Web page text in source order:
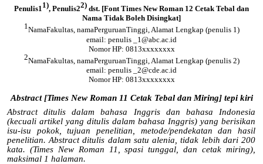
Penulis11), Penulis22) dst. [Font Times New Roman 12 Cetak Tebal dan
Nama Tidak Boleh Disingkat]
1NamaFakultas, namaPerguruanTinggi, Alamat Lengkap (penulis 1)
email: penulis _1@abc.ac.id
Nomor HP: 0813xxxxxxxx
2NamaFakultas, namaPerguruanTinggi, Alamat Lengkap (penulis 2)
email: penulis _2@cde.ac.id
Nomor HP: 0813xxxxxxxx
Abstract [Times New Roman 11 Cetak Tebal dan Miring] tepi kiri
Abstract ditulis dalam bahasa Inggris dan bahasa Indonesia
(kecuali artikel yang ditulis dalam bahasa Inggris) yang berisikan
isu-isu pokok, tujuan penelitian, metode/pendekatan dan hasil
penelitian. Abstract ditulis dalam satu alenia, tidak lebih dari 200
kata. (Times New Roman 11, spasi tunggal, dan cetak miring),
maksimal 1 halaman.